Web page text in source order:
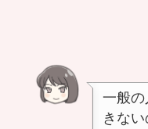
一般
きな